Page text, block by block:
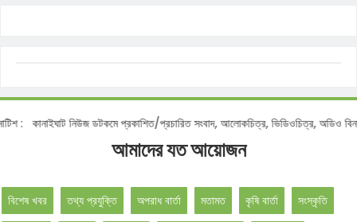
:কানাইঘাট নিউজ ডটকমে প্রকাশিত/প্রচারিত সংবাদ, আলোকচিত্র, ভিডিওচিত্র, অডিও বিনা
আমাদের যত আয়োজন
বিশেষ খবর তথ্য প্রযুক্তি অপরাধ বার্তা মতামত কৃষি বার্তা সংস্কৃতি